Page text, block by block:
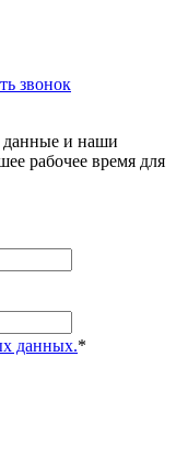
звонок
данные и наши
рабочее время для
данных.*